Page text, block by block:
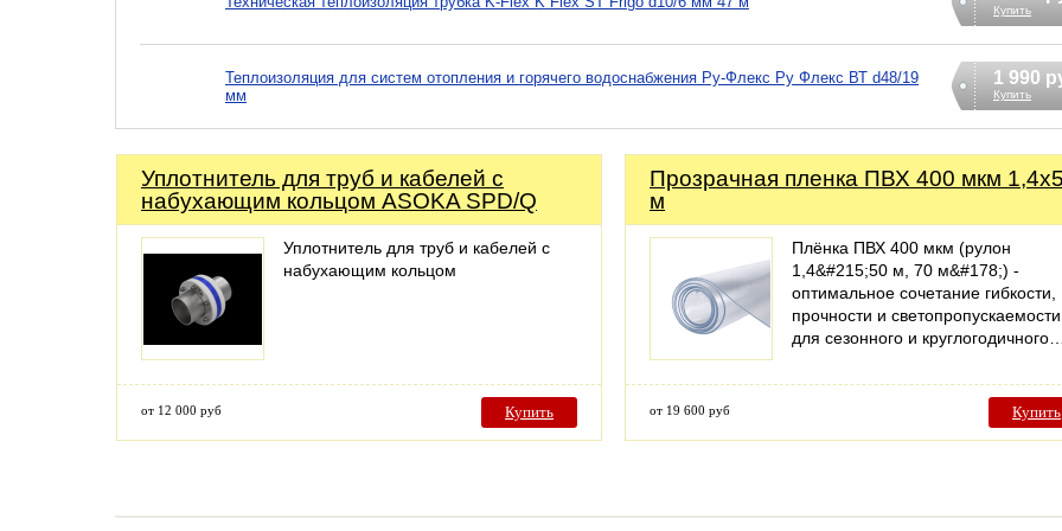
Купить
Теплоизоляция для систем отопления и горячего водоснабжения Ру-Флекс Ру Флекс ВТ d48/19
мм
1 990
Купить
Уплотнитель для труб и кабелей с
набухающим кольцом ASOKA SPD/Q
Уплотнитель для труб и кабелей с
набухающим кольцом
от 12 000 руб Купить
Прозрачная пленка ПВХ 400 мкм
м
Плёнка ПВХ 400 мкм (рулон
1,4&#215;50 м, 70 м&#178;) -
оптимальное сочетание гибкости,
прочности и светопропускаемости
для сезонного и круглогодичного…
от 19 600 руб Купить